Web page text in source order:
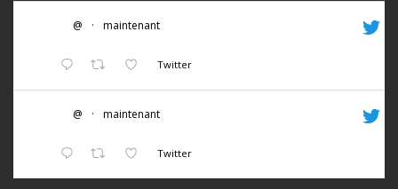
@ · maintenant
Twitter
@ · maintenant
Twitter